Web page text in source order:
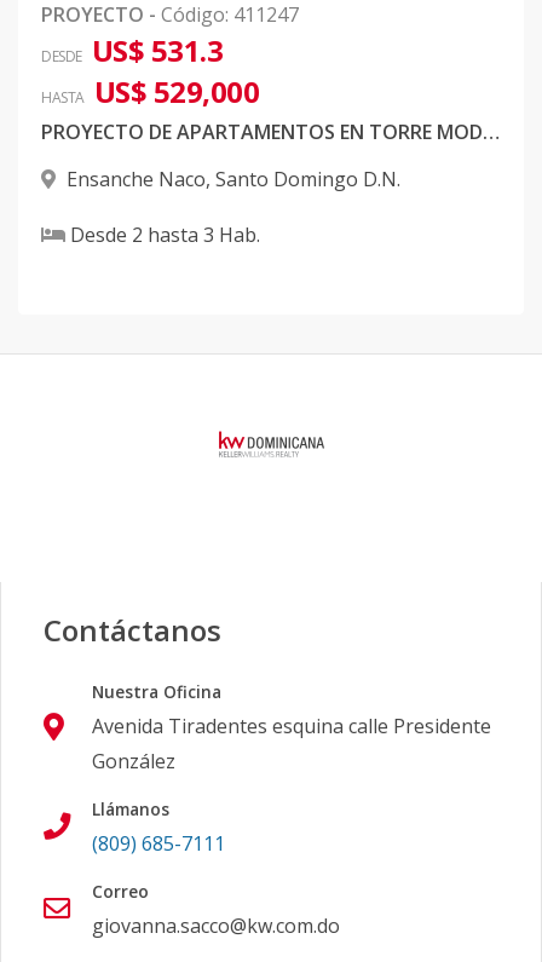
PROYECTO - Código: 411247
DESDE US$ 531.3
HASTA US$ 529,000
PROYECTO DE APARTAMENTOS EN TORRE MODERNA ENSANCHE NACO
Ensanche Naco, Santo Domingo D.N.
Desde 2 hasta 3 Hab.
Contáctanos
Nuestra Oficina
Avenida Tiradentes esquina calle Presidente
González
Llámanos
(809) 685-7111
Correo
giovanna.sacco@kw.com.do